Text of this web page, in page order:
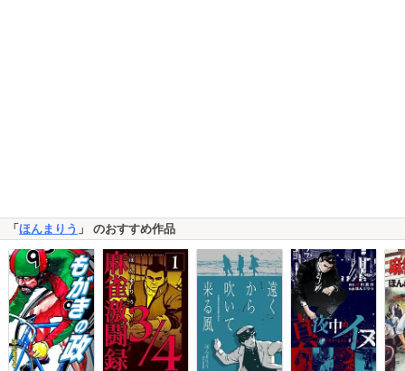
「 ほんまりう 」 のおすすめ作品